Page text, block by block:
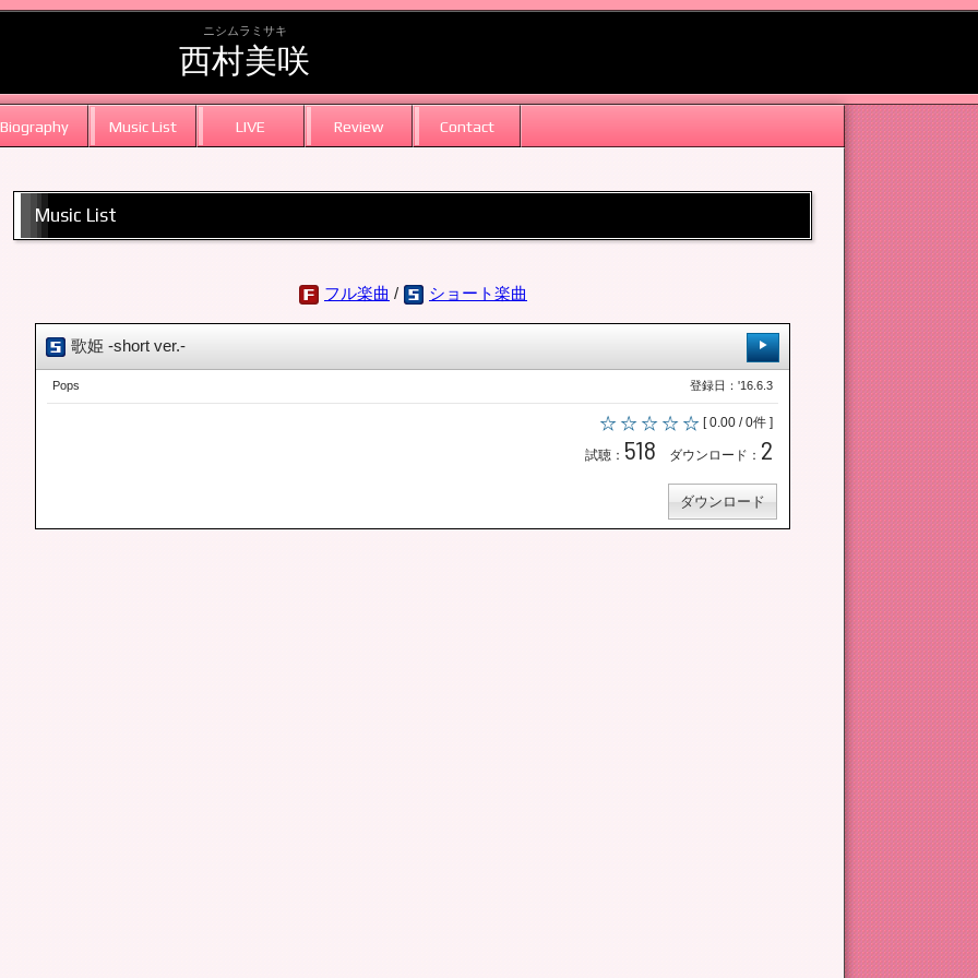
ニシムラミサキ
西村美咲
Biography Music List LIVE Review Contact
Music List
フル楽曲 / ショート楽曲
歌姫 -short ver.-
登録日：'16.6.3
Pops
[ 0.00 / 0件 ]
試聴： 518 ダウンロード： 2
ダウンロード